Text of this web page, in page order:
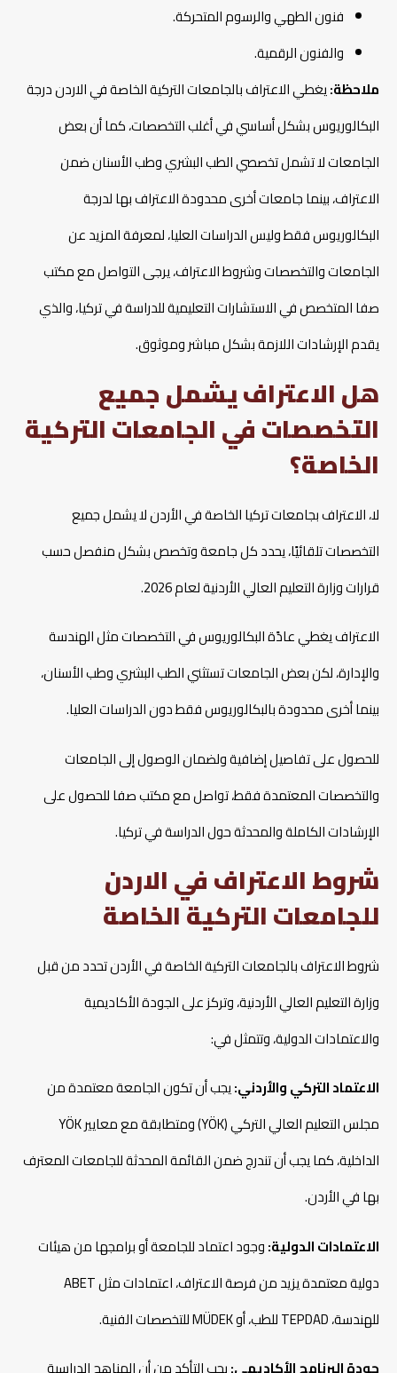
فنون الطهي والرسوم المتحركة.
والفنون الرقمية.
ملاحظة:يغطي الاعتراف بالجامعات التركية الخاصة في الاردن درجة
البكالوريوس بشكل أساسي في أغلب التخصصات، كما أن بعض
الجامعات لا تشمل تخصصي الطب البشري وطب الأسنان ضمن
الاعتراف، بينما جامعات أخرى محدودة الاعتراف بها لدرجة
البكالوريوس فقط وليس الدراسات العليا، لمعرفة المزيد عن
الجامعات والتخصصات وشروط الاعتراف، يرجى التواصل مع مكتب
صفا المتخصص في الاستشارات التعليمية للدراسة في تركيا، والذي
يقدم الإرشادات اللازمة بشكل مباشر وموثوق.
هل الاعتراف يشمل جميع
التخصصات في الجامعات التركية
الخاصة؟
لا، الاعتراف بجامعات تركيا الخاصة في الأردن لا يشمل جميع
التخصصات تلقائيًا، يحدد كل جامعة وتخصص بشكل منفصل حسب
قرارات وزارة التعليم العالي الأردنية لعام 2026.​
الاعتراف يغطي عادًة البكالوريوس في التخصصات مثل الهندسة
والإدارة، لكن بعض الجامعات تستثني الطب البشري وطب الأسنان،
بينما أخرى محدودة بالبكالوريوس فقط دون الدراسات العليا.
للحصول على تفاصيل إضافية ولضمان الوصول إلى الجامعات
والتخصصات المعتمدة فقط، تواصل مع مكتب صفا للحصول على
الإرشادات الكاملة والمحدثة حول الدراسة في تركيا.
شروط الاعتراف في الاردن
للجامعات التركية الخاصة
شروط الاعتراف بالجامعات التركية الخاصة في الأردن تحدد من قبل
وزارة التعليم العالي الأردنية، وتركز على الجودة الأكاديمية
والاعتمادات الدولية، وتتمثل في:​
الاعتماد التركي والأردني:يجب أن تكون الجامعة معتمدة من
مجلس التعليم العالي التركي (YÖK) ومتطابقة مع معايير YÖK
الداخلية، كما يجب أن تندرج ضمن القائمة المحدثة للجامعات المعترف
بها في الأردن.
الاعتمادات الدولية:وجود اعتماد للجامعة أو برامجها من هيئات
دولية معتمدة يزيد من فرصة الاعتراف، اعتمادات مثل ABET
للهندسة، TEPDAD للطب، أو MÜDEK للتخصصات الفنية.​